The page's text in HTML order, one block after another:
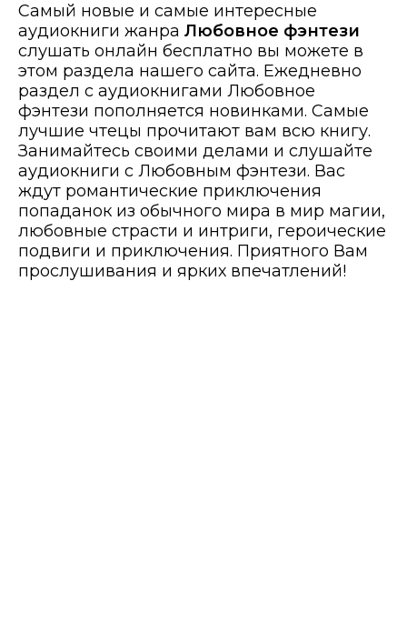
Самый новые и самые интересные
аудиокниги жанра Любовное фэнтези
слушать онлайн бесплатно вы можете в
этом раздела нашего сайта. Ежедневно
раздел с аудиокнигами Любовное
фэнтези пополняется новинками. Самые
лучшие чтецы прочитают вам всю книгу.
Занимайтесь своими делами и слушайте
аудиокниги с Любовным фэнтези. Вас
ждут романтические приключения
попаданок из обычного мира в мир магии,
любовные страсти и интриги, героические
подвиги и приключения. Приятного Вам
прослушивания и ярких впечатлений!